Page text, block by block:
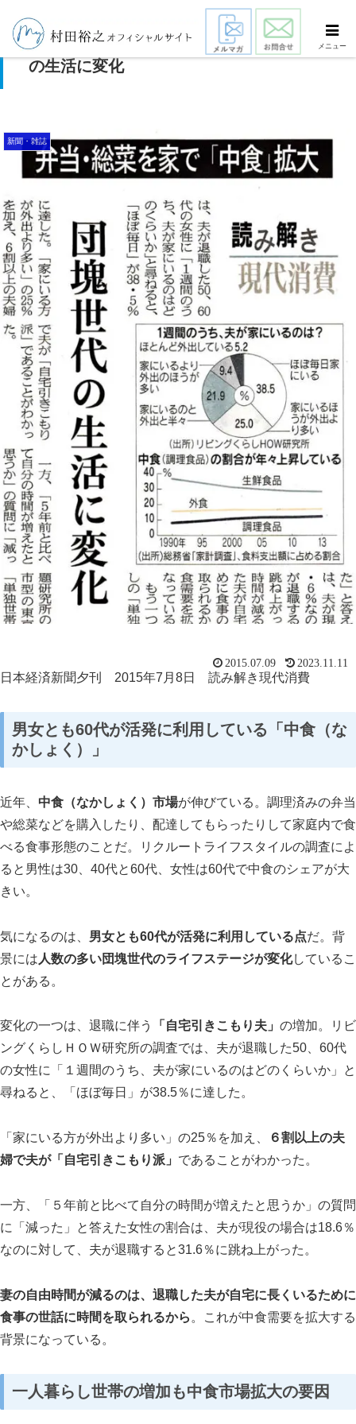
スマート・エイジング シニアビジネス 国際活動
弁当・総菜を家で「中食」拡大 団塊世代
の生活に変化
新聞・雑誌
2015.07.09 2023.11.11
日本経済新聞夕刊 2015年7月8日 読み解き現代消費
男女とも60代が活発に利用している 「中食（な
かしょく）」
近年、 中食（なかしょく）市場が伸びている。調理済みの弁当
や総菜などを購入したり、配達してもらったりして家庭内で食
べる食事形態のことだ。リクルートライフスタイルの調査によ
ると男性は30、40代と60代、女性は60代で中食のシェアが大
きい。
気になるのは、 男女とも60代が活発に利用している点だ。背
景には 人数の多い団塊世代のライフステージが変化しているこ
とがある。
変化の一つは、退職に伴う 「自宅引きこもり夫」 の増加。リビ
ングくらしＨＯＷ研究所の調査では、夫が退職した50、60代
の女性に「１週間のうち、夫が家にいるのはどのくらいか」と
尋ねると、「ほぼ毎日」が38.5％に達した。
「家にいる方が外出より多い」の25％を加え、
６割以上の夫
婦で夫が「自宅引きこもり派」 であることがわかった。
一方、「５年前と比べて自分の時間が増えたと思うか」の質問
に「減った」と答えた女性の割合は、夫が現役の場合は18.6％
なのに対して、夫が退職すると31.6％に跳ね上がった。
妻の自由時間が減るのは、退職した夫が自宅に長くいるために
食事の世話に時間を取られるから 。これが中食需要を拡大する
背景になっている。
一人暮らし世帯の増加も中食市場拡大の要因
メニュー